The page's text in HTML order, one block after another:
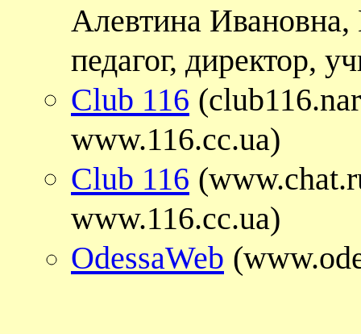
Алевтина
педагог, директор,
Club 116
www.116.cc.ua)
Club 116
www.116.cc.ua)
OdessaWeb